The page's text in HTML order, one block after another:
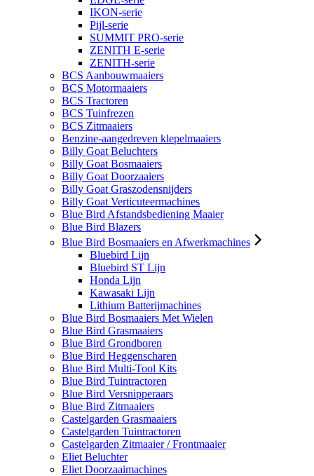
IKON-serie
Pijl-serie
SUMMIT PRO-serie
ZENITH E-serie
ZENITH-serie
BCS Aanbouwmaaiers
BCS Motormaaiers
BCS Tractoren
BCS Tuinfrezen
BCS Zitmaaiers
Benzine-aangedreven klepelmaaiers
Billy Goat Beluchters
Billy Goat Bosmaaiers
Billy Goat Doorzaaiers
Billy Goat Graszodensnijders
Billy Goat Verticuteermachines
Blue Bird Afstandsbediening Maaier
Blue Bird Blazers
Blue Bird Bosmaaiers en Afwerkmachines
Bluebird Lijn
Bluebird ST Lijn
Honda Lijn
Kawasaki Lijn
Lithium Batterijmachines
Blue Bird Bosmaaiers Met Wielen
Blue Bird Grasmaaiers
Blue Bird Grondboren
Blue Bird Heggenscharen
Blue Bird Multi-Tool Kits
Blue Bird Tuintractoren
Blue Bird Versnipperaars
Blue Bird Zitmaaiers
Castelgarden Grasmaaiers
Castelgarden Tuintractoren
Castelgarden Zitmaaier / Frontmaaier
Eliet Beluchter
Eliet Doorzaaimachines